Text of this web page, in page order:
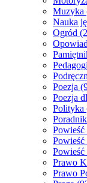
Muzyka
Nauka
Ogród
Poezja
Poezja
Polityka
Powieść
Powieść
Prawo
Prawo